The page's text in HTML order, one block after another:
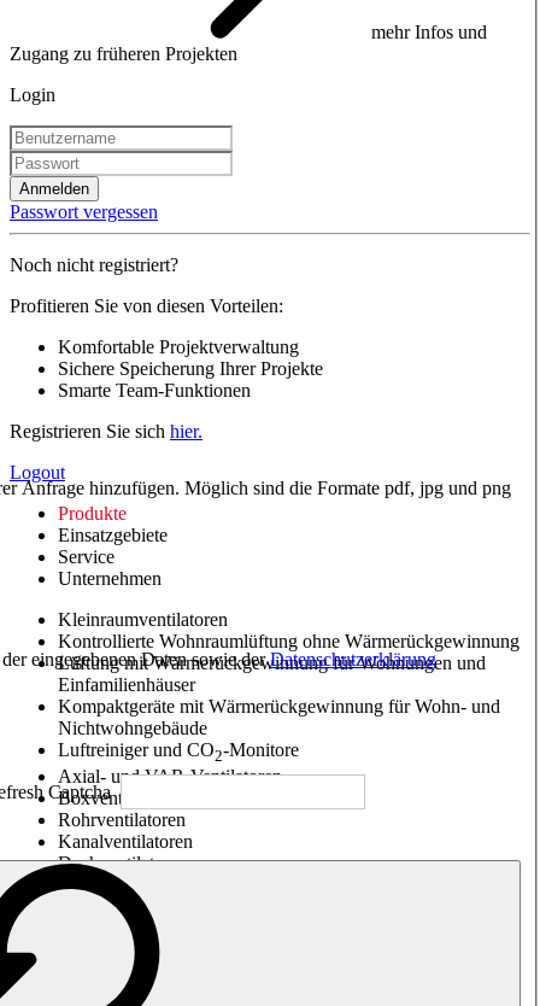
mehr Infos und
Zugang zu früheren Projekten
Login
Anmelden
Passwort vergessen
Noch nicht registriert?
Profitieren Sie von diesen Vorteilen:
Komfortable Projektverwaltung
Sichere Speicherung Ihrer Projekte
Smarte Team-Funktionen
Registrieren Sie sich hier.
Logout
Produkte
Einsatzgebiete
Service
Unternehmen
Kleinraumventilatoren
Kontrollierte Wohnraumlüftung ohne Wärmerückgewinnung
Lüftung mit Wärmerückgewinnung für Wohnungen und
Einfamilienhäuser
Kompaktgeräte mit Wärmerückgewinnung für Wohn- und
Nichtwohngebäude
Luftreiniger und CO2-Monitore
Axial- und VAR-Ventilatoren
Boxventilatoren
Rohrventilatoren
Kanalventilatoren
Dachventilatoren
Entrauchung, Rauchfreihaltung und Garagenlüftung
Impulsventilatoren
Explosionsgeschützte Ventilatoren
Messen. Steuern. Regeln.
Luftbehandlung
Mechanisches Zubehör
Anfrage hinzufügen. Möglich sind die Formate pdf, jpg und png
eingegebenen Daten sowie derDatenschutzerklärung